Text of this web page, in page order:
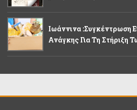
Ιωάννινα :Συγκέντρωση
Ανάγκης Για Τη Στήριξη